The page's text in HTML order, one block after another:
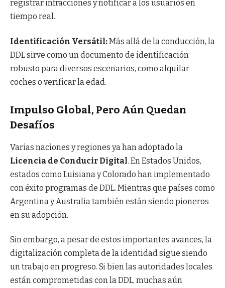
registrar infracciones y notificar a los usuarios en
tiempo real.
Identificación Versátil:Más allá de la conducción, la
DDL sirve como un documento de identificación
robusto para diversos escenarios, como alquilar
coches o verificar la edad.
Impulso Global, Pero Aún Quedan
Desafíos
Varias naciones y regiones ya han adoptado la
Licencia de Conducir Digital. En Estados Unidos,
estados como Luisiana y Colorado han implementado
con éxito programas de DDL. Mientras que países como
Argentina y Australia también están siendo pioneros
en su adopción.
Sin embargo, a pesar de estos importantes avances, la
digitalización completa de la identidad sigue siendo
un trabajo en progreso. Si bien las autoridades locales
están comprometidas con la DDL, muchas aún